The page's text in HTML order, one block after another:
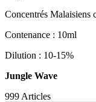
Concentrés Malaisiens
Contenance : 10ml
Dilution : 10-15%
Jungle Wave
999 Articles